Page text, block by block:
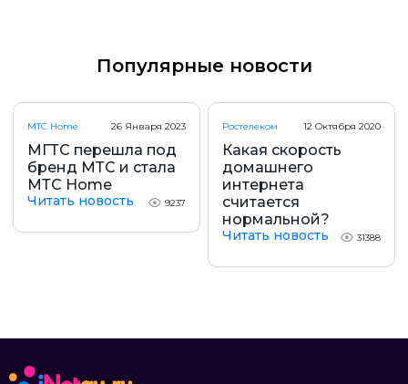
Популярные новости
МТС Home 26 Января 2023
МГТС перешла под
бренд МТС и стала
МТС Home
Читать новость 9237
Ростелеком 12 Октября 2020
Какая скорость
домашнего
интернета
считается
нормальной?
Читать новость 31388